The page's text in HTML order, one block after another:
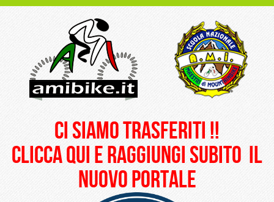
ci siamo trasferiti !!
clicca qui e raggiungi subito il
nuovo portale